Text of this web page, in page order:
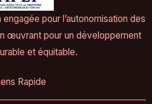
pour l’autonomisation des
œuvrant pour un développement
et équitable.
Rapide